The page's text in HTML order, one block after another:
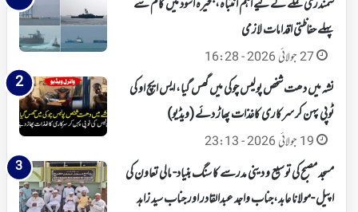
سمندری عملے کے لیے اہم انتباہ، بحیرہ اسود میں کام سے
پہلے حفاظتی اقدامات لازمی
27 جولائی 2026 - 16:28
نشہ میں دھت شخص پولیس چوکی میں گھس گیا، ایس ایچ او کی
ٹوپی پہن کر سرکاری کاغذات پھاڑ دئے (ویڈیو)
19 جولائی 2026 - 23:13
مسجد مصبح کی توسیع و دینی مدرسے کا سنگ بنیاد- مالی تعاون کی
اپیل -مولانا عابد،جناب واجد عبدالقادر اور جناب سید زاہد